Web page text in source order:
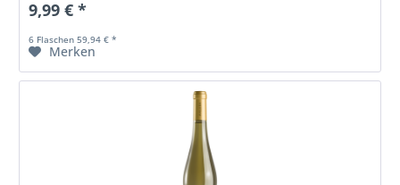
9,99 € *
6 Flaschen 59,94 € *
Merken